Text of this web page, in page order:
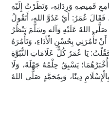
قَمِيصِهِ وَرِدَائِهِ، وَنَظَرْتُ إِلَيْهِ
عُمَرُ: أَيْ عَدُوَّ اللهِ، أَتَقُولُ
اللهُ عَلَيْهِ وَآله وسَلَّمَ يَنْظُرُ
تَأْمُرَنِي بِحُسْنِ الْأَدَاءِ، وَتَأْمُرَهُ
يَا عُمَرُ كُلُّ عَلَامَاتِ النُّبُوَّةِ
يَسْبِقُ حِلْمُهُ جَهْلَهُ، وَلَا
دِينًا، وَبِمُحَمَّدٍ صَلَّى اللهُ